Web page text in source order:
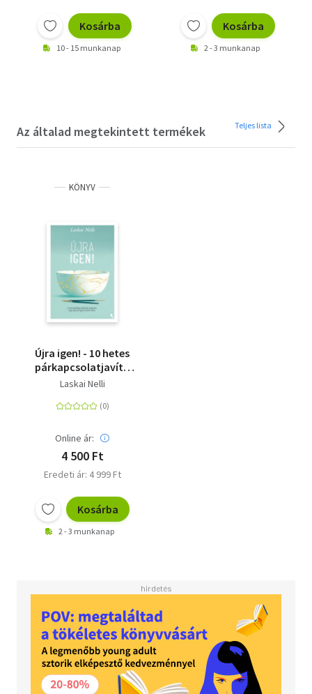
Kosárba
10 - 15 munkanap
Kosárba
2 - 3 munkanap
Az általad megtekintett termékek Teljes lista
KÖNYV
Újra igen! - 10 hetes
párkapcsolatjavító
program, hogy újra jó
Laskai Nelli
Online ár:
4 500 Ft
Eredeti ár: 4 999 Ft
Kosárba
2 - 3 munkanap